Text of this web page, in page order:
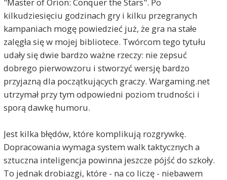
kilkudziesięciu godzinach gry i kilku przegranych
kampaniach mogę powiedzieć już, że gra na stałe
zalęgła się w mojej bibliotece. Twórcom tego tytułu
udały się dwie bardzo ważne rzeczy: nie zepsuć
dobrego pierwowzoru i stworzyć wersję bardzo
przyjazną dla początkujących graczy. Wargaming.net
utrzymał przy tym odpowiedni poziom trudności i
sporą dawkę humoru.
Jest kilka błędów, które komplikują rozgrywkę.
Dopracowania wymaga system walk taktycznych a
sztuczna inteligencja powinna jeszcze pójść do szkoły.
To jednak drobiazgi, które - na co liczę - niebawem